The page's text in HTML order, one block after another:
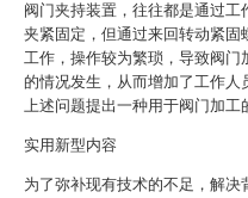
阀门夹持装置，往往都是通过
夹紧固定，但通过来回转动紧固
工作，操作较为繁琐，导致阀门
的情况发生，从而增加了工作
上述问题提出一种用于阀门加工
实用新型内容
为了弥补现有技术的不足，解